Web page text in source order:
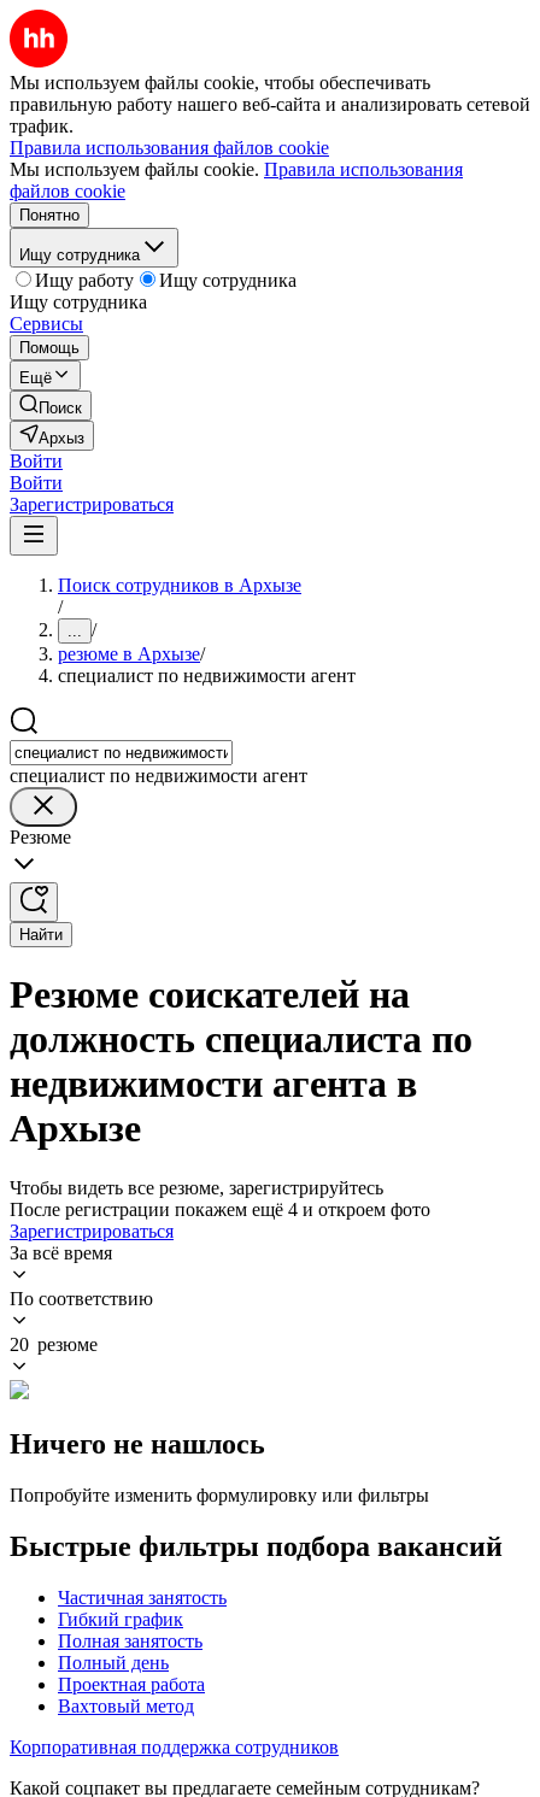
Мы используем файлы cookie, чтобы обеспечивать
правильную работу нашего веб-сайта и анализировать сетевой
трафик.
Правила использования файлов cookie
Мы используем файлы cookie. Правила использования
файлов cookie
Понятно
Ищу сотрудника
Ищу работу
Ищу сотрудника
Ищу сотрудника
Сервисы
Помощь
Ещё
Поиск
Архыз
Войти
Войти
Зарегистрироваться
Поиск сотрудников в Архызе
/
... /
резюме в Архызе/
специалист по недвижимости агент
специалист по недвижимости агент
Резюме
Найти
Резюме соискателей на
должность специалиста по
недвижимости агента в
Архызе
Чтобы видеть все резюме, зарегистрируйтесь
После регистрации покажем ещё 4 и откроем фото
Зарегистрироваться
За всё время
По соответствию
20 резюме
Ничего не нашлось
Попробуйте изменить формулировку или фильтры
Быстрые фильтры подбора вакансий
Частичная занятость
Гибкий график
Полная занятость
Полный день
Проектная работа
Вахтовый метод
Корпоративная поддержка сотрудников
Какой соцпакет вы предлагаете семейным сотрудникам?